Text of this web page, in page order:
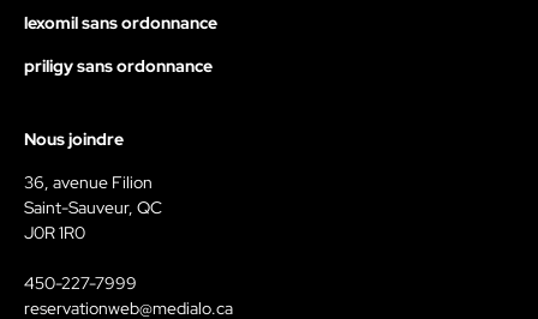
lexomil sans ordonnance
priligy sans ordonnance
Nous joindre
36, avenue Filion
Saint-Sauveur, QC
J0R 1R0
450-227-7999
reservationweb@medialo.ca